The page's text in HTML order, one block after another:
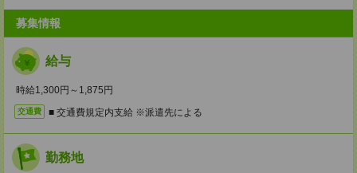
募集情報
給与
時給1,300円～1,875円
交通費 ■ 交通費規定内支給 ※派遣先による
勤務地